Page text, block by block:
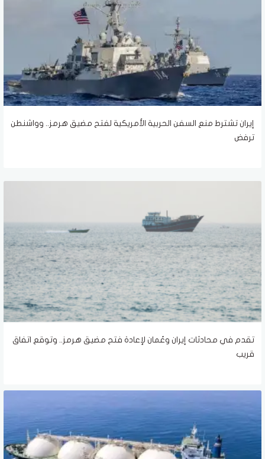
إيران تشترط منع السفن الحربية الأمريكية لفتح مضيق هرمز.. وواشنطن
ترفض
تقدم في محادثات إيران وعُمان لإعادة فتح مضيق هرمز.. وتوقع اتفاق
قريب